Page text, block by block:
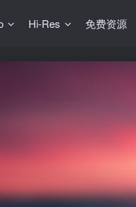
Hi-Res 免费资源